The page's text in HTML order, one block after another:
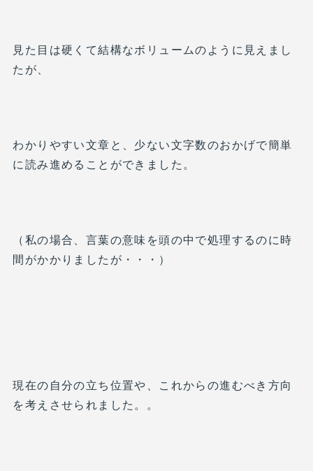
見た目は硬くて結構なボリュームのように見えまし
たが、
わかりやすい文章と、少ない文字数のおかげで簡単
に読み進めることができました。
（私の場合、言葉の意味を頭の中で処理するのに時
間がかかりましたが・・・）
現在の自分の立ち位置や、これからの進むべき方向
を考えさせられました。。